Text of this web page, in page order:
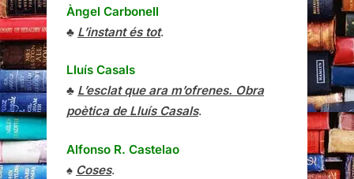
Àngel Carbonell
♣ L’instant és tot.
Lluís Casals
♣ L’esclat que ara m’ofrenes. Obra
poètica de Lluís Casals.
Alfonso R. Castelao
♠ Coses.